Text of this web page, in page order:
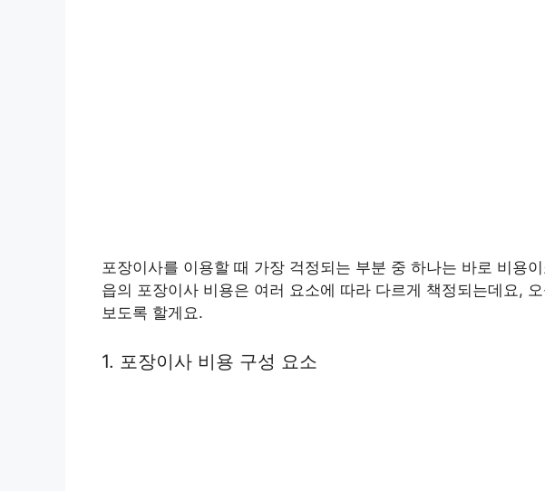
포장이사를 이용할 때 가장 걱정되는 부분 중 하나는 바로 비용
읍의 포장이사 비용은 여러 요소에 따라 다르게 책정되는데요,
보도록 할게요.
1. 포장이사 비용 구성 요소